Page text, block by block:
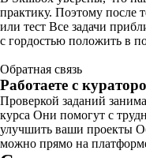
практику. Поэтому после
или тест Все задачи
с гордостью положить в
Обратная связь
Работаете с
Проверкой заданий
курса Они помогут с
улучшить ваши проекты
можно прямо на